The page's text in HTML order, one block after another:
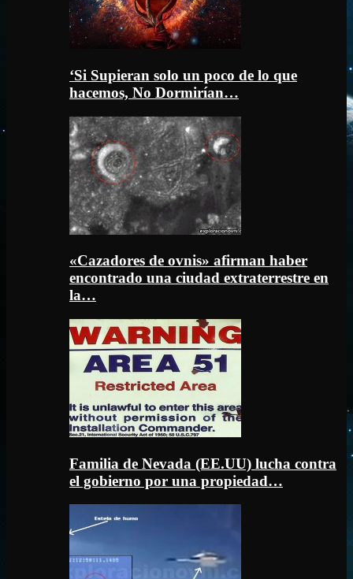
‘Si Supieran solo un poco de lo que
hacemos, No Dormirían…
«Cazadores de ovnis» afirman haber
encontrado una ciudad extraterrestre en
la…
Familia de Nevada (EE.UU) lucha contra
el gobierno por una propiedad…